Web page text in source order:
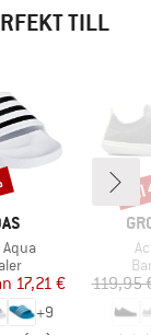
TILL
pris
17,21 €
+9
119,95